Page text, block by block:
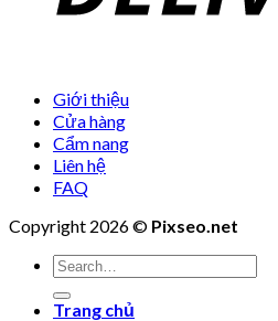
Giới thiệu
Cửa hàng
Cẩm nang
Liên hệ
FAQ
Copyright 2026 © Pixseo.net
Search
for:
Trang chủ